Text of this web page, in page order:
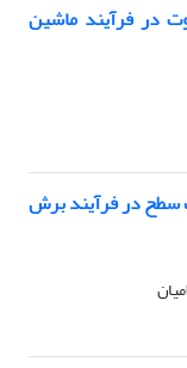
در فرآیند ماشین
سطح در فرآیند برش